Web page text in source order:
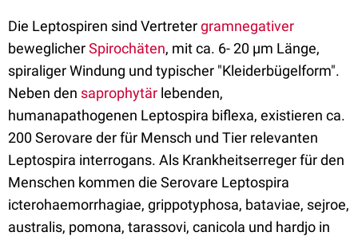
Die Leptospiren sind Vertretergramnegativer
beweglicherSpirochäten, mit ca. 6- 20 µm Länge,
spiraliger Windung und typischer "Kleiderbügelform".
Neben den saprophytär lebenden,
humanapathogenen Leptospira biflexa, existieren ca.
200 Serovare der für Mensch und Tier relevanten
Leptospira interrogans. Als Krankheitserreger für den
Menschen kommen die Serovare Leptospira
icterohaemorrhagiae, grippotyphosa, bataviae, sejroe,
australis, pomona, tarassovi, canicola und hardjo in